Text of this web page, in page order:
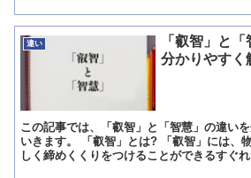
違い
「叡智」と
分かりやすく
この記事では、「叡智」と「智慧」の違い
いきます。 「叡智」とは? 「叡智」には、
しく締めくくりをつけることができるすぐ